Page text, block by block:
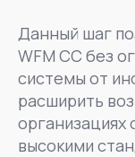
Данный шаг
WFM CC без
системы от
расширить
организациях
высокими